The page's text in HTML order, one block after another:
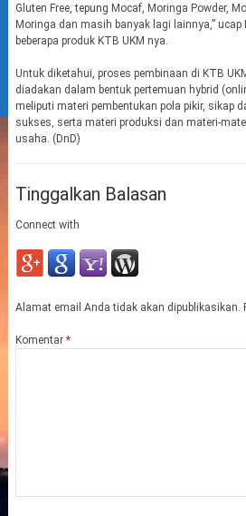
Gluten Free, tepung Mocaf, Moringa Powder,
Moringa dan masih banyak lagi lainnya,”
beberapa produk KTB UKM nya.
Untuk diketahui, proses pembinaan di KTB
diadakan dalam bentuk pertemuan hybrid
meliputi materi pembentukan pola pikir, sikap
sukses, serta materi produksi dan materi-
usaha. (DnD)
Tinggalkan Balasan
Connect with
Alamat email Anda tidak akan dipublikasikan.
Komentar *